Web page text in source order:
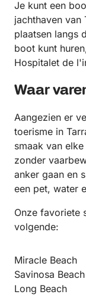
Je kunt een
jachthaven van
plaatsen langs
boot kunt
Hospitalet de
Waar
Aangezien er
toerisme in
smaak van
zonder
anker gaan en
een pet, water
Onze favoriete
volgende:
Miracle Beach
Savinosa Beach
Long Beach